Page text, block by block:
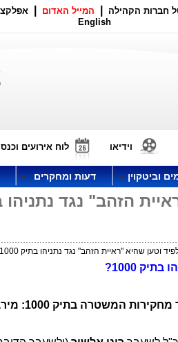
חברות הקהילה המייל האדום
English
וידיאו לוח אירועים
וביטקוין דעות ומחקרים
הזהב" נגד נתניהו
וטען שהיא "ראיית הזהב" נגד נתניהו בתיק 1000?
1000?
נעמה סיקולר מ"גלובס" חשפה את המדליפה של עדות יאיר לפיד מחקירות